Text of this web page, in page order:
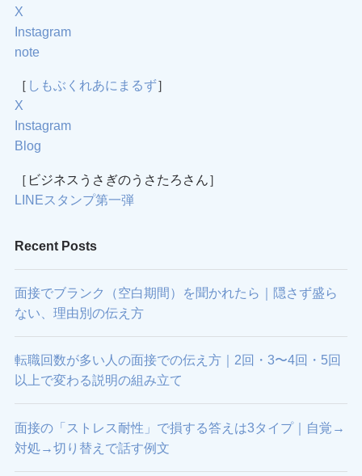
X
Instagram
note
［ しもぶくれあにまるず］
X
Instagram
Blog
［ビジネスうさぎのうさたろさん］
LINEスタンプ第一弾
Recent Posts
面接でブランク（空白期間）を聞かれたら｜隠さず盛ら
ない、理由別の伝え方
転職回数が多い人の面接での伝え方｜2回・3〜4回・5回
以上で変わる説明の組み立て
面接の「ストレス耐性」で損する答えは3タイプ｜自覚→
対処→切り替えで話す例文